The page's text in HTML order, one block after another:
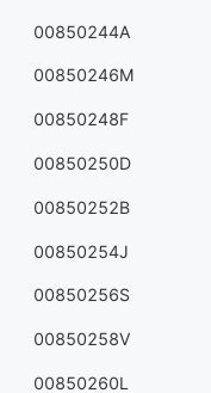
00850244A
00850246M
00850248F
00850250D
00850252B
00850254J
00850256S
00850258V
00850260L